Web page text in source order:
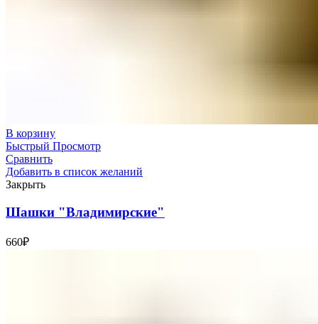
В корзину
Быстрый Просмотр
Сравнить
Добавить в список желаний
Закрыть
Шашки "Владимирские"
660₽